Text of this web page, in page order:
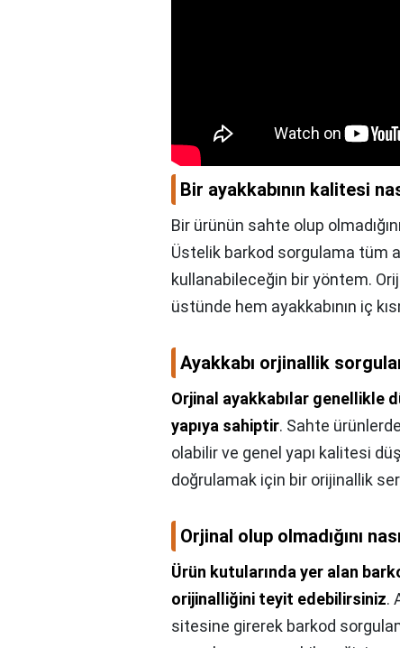
Bir ayakkabının kalitesi
Bir ürünün sahte olup olmadığını
Üstelik barkod sorgulama tüm
kullanabileceğin bir yöntem.
üstünde hem ayakkabının iç
Ayakkabı orjinallik
Orjinal ayakkabılar genellikle
yapıya sahiptir. Sahte
olabilir ve genel yapı kalitesi
doğrulamak için bir orijinallik
Orjinal olup olmadığını
Ürün kutularında yer alan
orijinalliğini teyit edebilirsiniz.
sitesine girerek barkod